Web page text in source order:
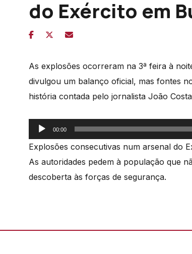
do Exército em
As explosões ocorreram na 3ª feira à
divulgou um balanço oficial, mas fontes
história contada pelo jornalista João
Reprodutor
de
áudio
00:00
Explosões consecutivas num arsenal do
As autoridades pedem à população que
descoberta às forças de segurança.